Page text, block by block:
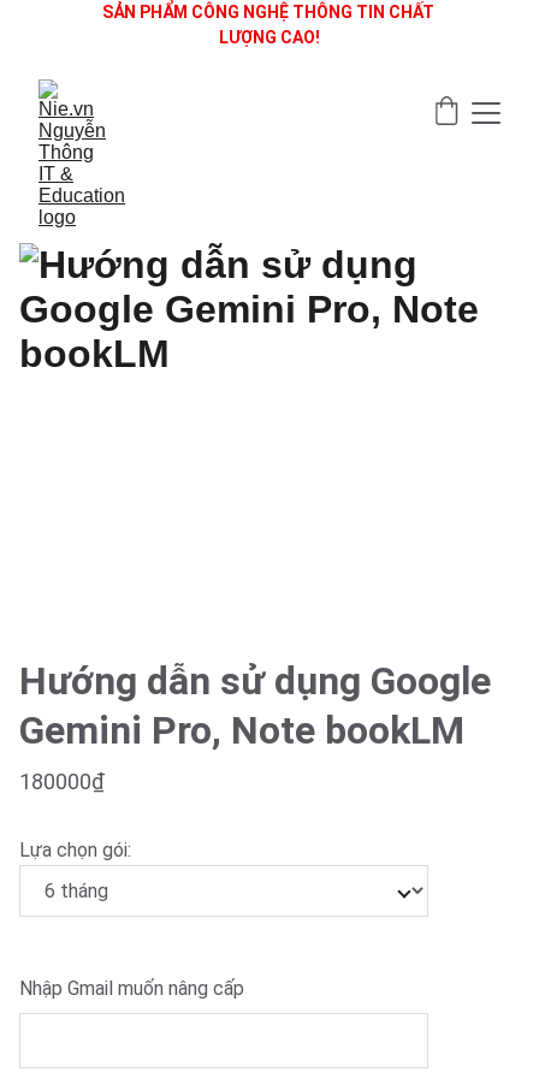
SẢN PHẨM CÔNG NGHỆ THÔNG TIN CHẤT
LƯỢNG CAO!
Hướng dẫn sử dụng Google
Gemini Pro, Note bookLM
180000₫
Lựa chọn gói:
Nhập Gmail muốn nâng cấp